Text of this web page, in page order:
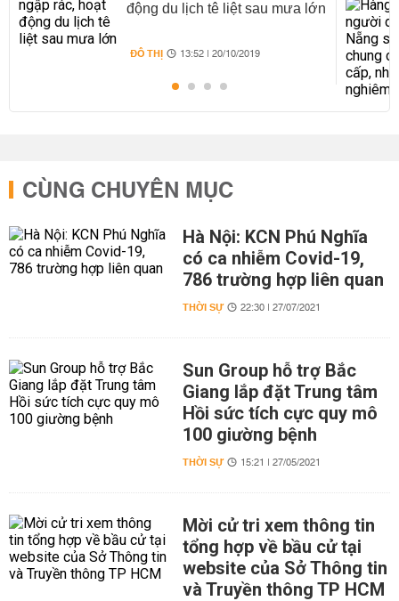
động du lịch tê liệt sau mưa lớn
ĐÔ THỊ 13:52 | 20/10/2019
CÙNG CHUYÊN MỤC
Hà Nội: KCN Phú Nghĩa
có ca nhiễm Covid-19,
786 trường hợp liên quan
THỜI SỰ 22:30 | 27/07/2021
Sun Group hỗ trợ Bắc
Giang lắp đặt Trung tâm
Hồi sức tích cực quy mô
100 giường bệnh
THỜI SỰ 15:21 | 27/05/2021
Mời cử tri xem thông tin
tổng hợp về bầu cử tại
website của Sở Thông tin
và Truyền thông TP HCM